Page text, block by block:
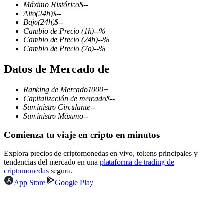
Futuros de criptomonedas
TradFi
primas
Futuros del USDC
Futuros que utilizan USDC como garantía
Máximo Histórico$--
Alto(24h)$--
Bajo(24h)$--
Cambio de Precio (1h)--%
Cambio de Precio (24h)--%
Cambio de Precio (7d)--%
Datos de Mercado de
Ranking de Mercado1000+
Capitalización de mercado$--
Suministro Circulante--
Suministro Máximo--
Comienza tu viaje en cripto en minutos
Explora precios de criptomonedas en vivo, tokens principales y
tendencias del mercado en una plataforma de trading de
criptomonedas segura.
App Store
Google Play